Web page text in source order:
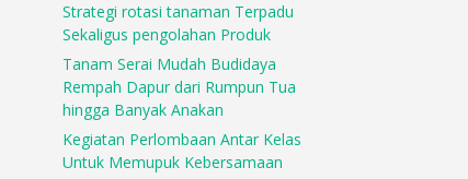
Strategi rotasi tanaman Terpadu
Sekaligus pengolahan Produk
Tanam Serai Mudah Budidaya
Rempah Dapur dari Rumpun Tua
hingga Banyak Anakan
Kegiatan Perlombaan Antar Kelas
Untuk Memupuk Kebersamaan